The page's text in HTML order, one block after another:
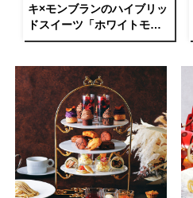
キ×モンブランのハイブリッ
ドスイーツ「ホワイトモン
ブラン クロッフル」新登